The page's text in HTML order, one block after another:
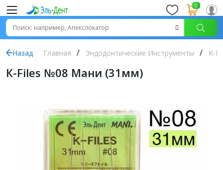
0
Назад Главная Эндодонтические Инструменты K-
К-Files №08 Мани (31мм)